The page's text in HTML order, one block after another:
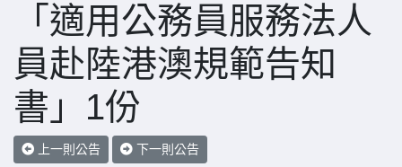
「適用公務員服務法人
員赴陸港澳規範告知
書」1份
上一則公告 下一則公告